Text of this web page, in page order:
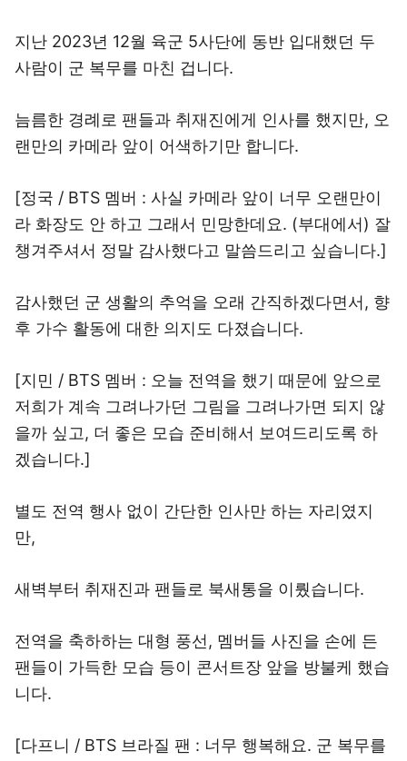
지난 2023년 12월 육군 5사단에 동반 입대했던 두
사람이 군 복무를 마친 겁니다.
늠름한 경례로 팬들과 취재진에게 인사를 했지만, 오
랜만의 카메라 앞이 어색하기만 합니다.
[정국 / BTS 멤버 : 사실 카메라 앞이 너무 오랜만이
라 화장도 안 하고 그래서 민망한데요. (부대에서) 잘
챙겨주셔서 정말 감사했다고 말씀드리고 싶습니다.]
감사했던 군 생활의 추억을 오래 간직하겠다면서, 향
후 가수 활동에 대한 의지도 다졌습니다.
[지민 / BTS 멤버 : 오늘 전역을 했기 때문에 앞으로
저희가 계속 그려나가던 그림을 그려나가면 되지 않
을까 싶고, 더 좋은 모습 준비해서 보여드리도록 하
겠습니다.]
별도 전역 행사 없이 간단한 인사만 하는 자리였지
만,
새벽부터 취재진과 팬들로 북새통을 이뤘습니다.
전역을 축하하는 대형 풍선, 멤버들 사진을 손에 든
팬들이 가득한 모습 등이 콘서트장 앞을 방불케 했습
니다.
[다프니 / BTS 브라질 팬 : 너무 행복해요. 군 복무를